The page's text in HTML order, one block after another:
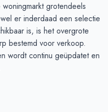
grotendeels
er inderdaad een selectie
is, is het overgrote
bestemd voor verkoop.
wordt continu geüpdatet en